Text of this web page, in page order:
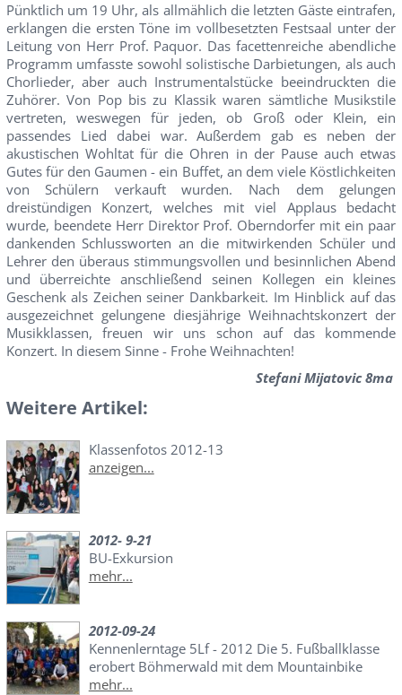
Pünktlich um 19 Uhr, als allmählich die letzten Gäste eintrafen,
erklangen die ersten Töne im vollbesetzten Festsaal unter der
Leitung von Herr Prof. Paquor. Das facettenreiche abendliche
Programm umfasste sowohl solistische Darbietungen, als auch
Chorlieder, aber auch Instrumentalstücke beeindruckten die
Zuhörer. Von Pop bis zu Klassik waren sämtliche Musikstile
vertreten, weswegen für jeden, ob Groß oder Klein, ein
passendes Lied dabei war. Außerdem gab es neben der
akustischen Wohltat für die Ohren in der Pause auch etwas
Gutes für den Gaumen - ein Buffet, an dem viele Köstlichkeiten
von Schülern verkauft wurden. Nach dem gelungen
dreistündigen Konzert, welches mit viel Applaus bedacht
wurde, beendete Herr Direktor Prof. Oberndorfer mit ein paar
dankenden Schlussworten an die mitwirkenden Schüler und
Lehrer den überaus stimmungsvollen und besinnlichen Abend
und überreichte anschließend seinen Kollegen ein kleines
Geschenk als Zeichen seiner Dankbarkeit. Im Hinblick auf das
ausgezeichnet gelungene diesjährige Weihnachtskonzert der
Musikklassen, freuen wir uns schon auf das kommende
Konzert. In diesem Sinne - Frohe Weihnachten!
Stefani Mijatovic 8ma
Weitere Artikel:
Klassenfotos 2012-13
anzeigen...
2012- 9-21
BU-Exkursion
mehr...
2012-09-24
Kennenlerntage 5Lf - 2012 Die 5. Fußballklasse
erobert Böhmerwald mit dem Mountainbike
mehr...